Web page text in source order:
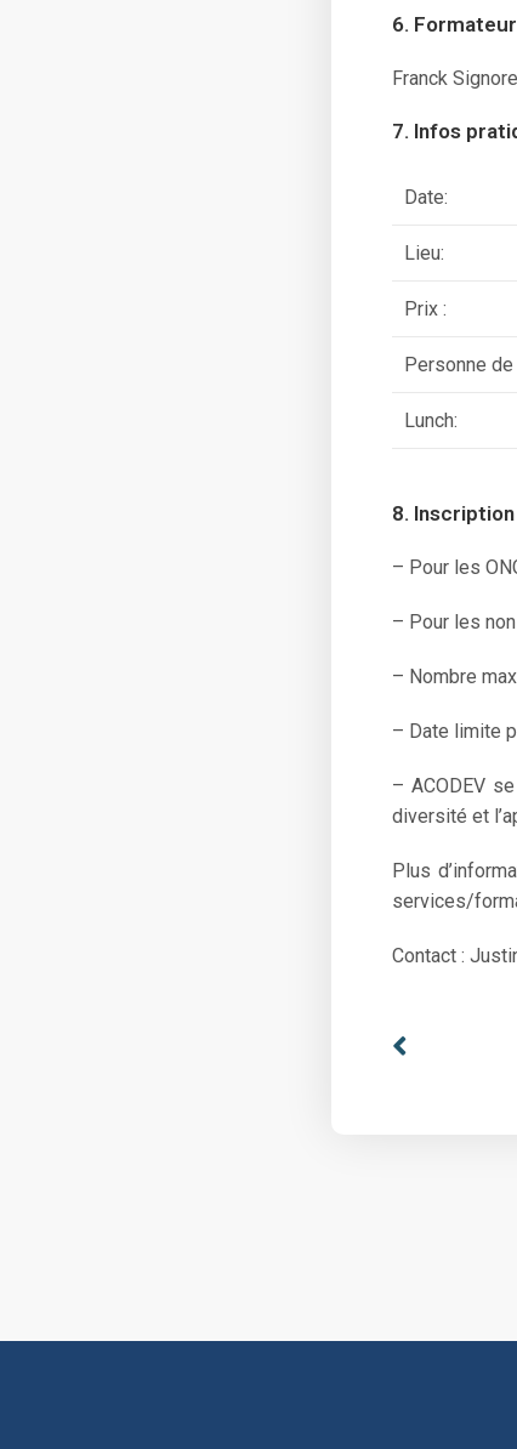
6.
Franck
7. Infos
Date:
Lieu:
Prix :
Personne de
Lunch:
8. Inscription
– Pour les
– Pour les
– Nombre
– Date limite
– ACODEV
diversité et
Plus
services/
Contact :